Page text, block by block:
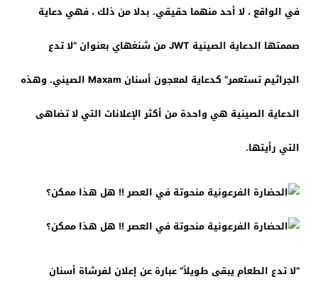
في الواقع ، لا أحد منهما حقيقي. بدلا من ذلك ، فهي دعاية
صممتها الدعاية الصينية JWT من شنغهاي بعنوان “لا تدع
الجراثيم تستعمر” كدعاية لمعجون أسنان Maxam الصيني. وهذه
الدعاية الصينية هي واحدة من أكثر الإعلانات التي لا تضاهى
التي رأيتها.
“لا تدع الطعام يبقى طويلاً” عبارة عن إعلان لفرشاة أسنان